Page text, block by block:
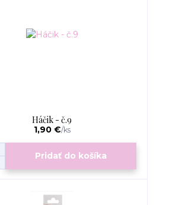
Háčik - č.9
1,90 €/ks
Pridať do košíka